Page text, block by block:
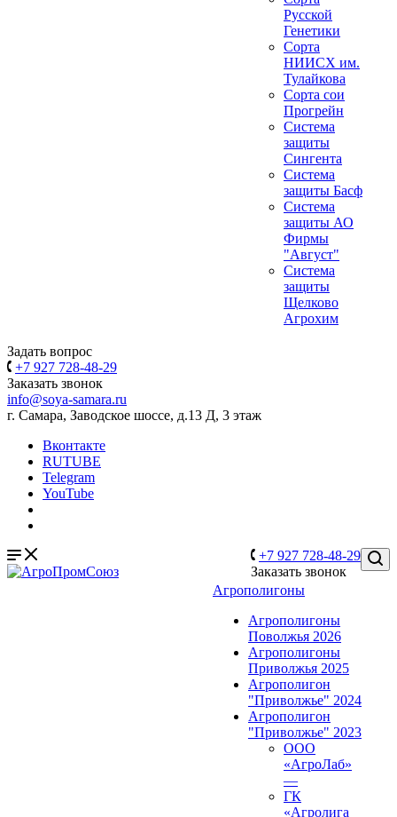
Русской
Генетики
Сорта
НИИСХ им.
Тулайкова
Сорта сои
Прогрейн
Система
защиты
Сингента
Система
защиты Басф
Система
защиты АО
Фирмы
"Август"
Система
защиты
Щелково
Агрохим
Задать вопрос
+7 927 728-48-29
Заказать звонок
info@soya-samara.ru
г. Самара, Заводское шоссе, д.13 Д, 3 этаж
Вконтакте
RUTUBE
Telegram
YouTube
+7 927 728-48-29
Заказать звонок
Агрополигоны
Агрополигоны
Поволжья 2026
Агрополигоны
Приволжья 2025
Агрополигон
"Приволжье" 2024
Агрополигон
"Приволжье" 2023
ООО
«АгроЛаб»
—
ГК
«Агролига